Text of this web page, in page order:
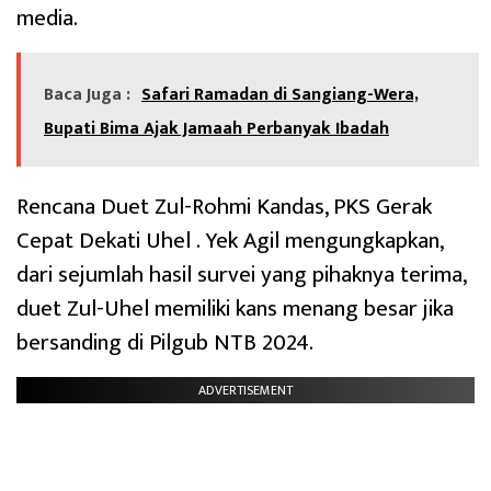
media.
Baca Juga : Safari Ramadan di Sangiang-Wera,
Bupati Bima Ajak Jamaah Perbanyak Ibadah
Rencana Duet Zul-Rohmi Kandas, PKS Gerak
Cepat Dekati Uhel . Yek Agil mengungkapkan,
dari sejumlah hasil survei yang pihaknya terima,
duet Zul-Uhel memiliki kans menang besar jika
bersanding di Pilgub NTB 2024.
ADVERTISEMENT